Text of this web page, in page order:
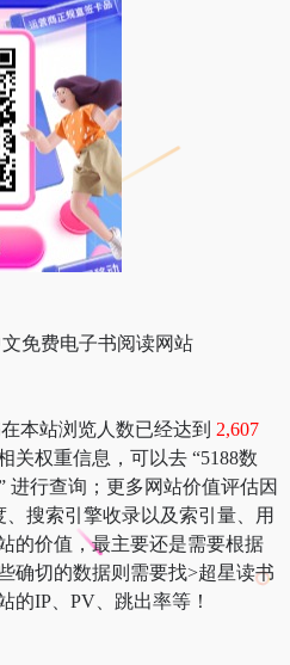
免费电子书阅读网站
本站浏览人数已经达到 2,607
关权重信息，可以去 “5188数
进行查询；更多网站价值评估因
搜索引擎收录以及索引量、用
的价值，最主要还是需要根据
确切的数据则需要找>超星读书
的IP、PV、跳出率等！